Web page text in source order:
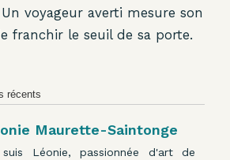
voyageur averti mesure son
franchir le seuil de sa porte.
récents
Maurette-Saintonge
Léonie, passionnée d'art de